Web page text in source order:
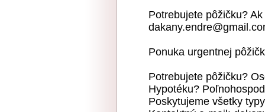
Potrebujete pôžičku?
Ponuka urgentnej
Potrebujete pôžičku?
Hypotéku?
Poskytujeme všetky